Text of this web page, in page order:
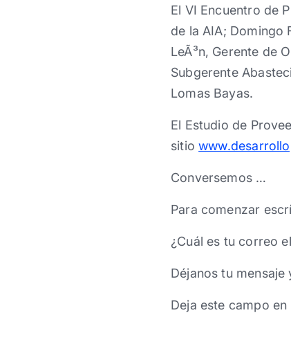
El VI Encuentro de
de la AIA; Domingo
LeÃ³n, Gerente de
Subgerente
Lomas Bayas.
El Estudio de
sitio
Conversemos …
Para comenzar
¿Cuál es tu correo
Déjanos tu
Deja este campo